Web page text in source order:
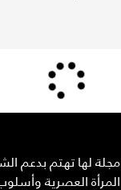
مجلة لها تهتم بدعم
المرأة العصرية